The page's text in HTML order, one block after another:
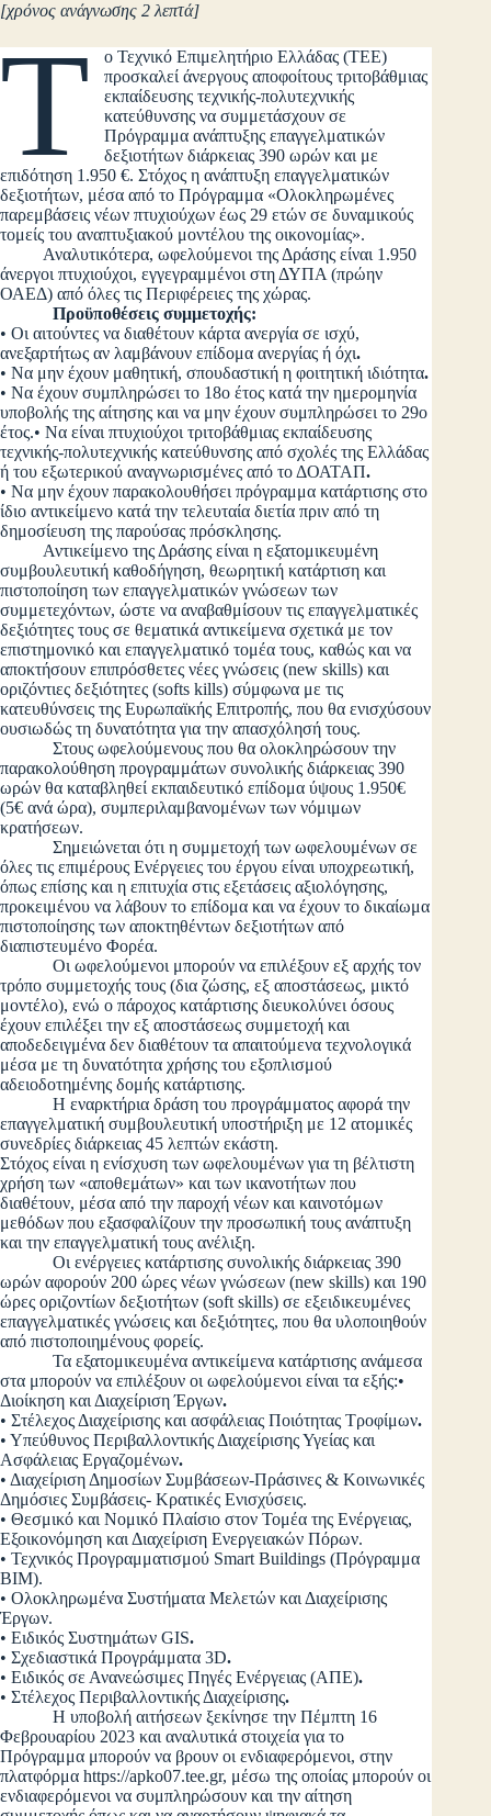
[χρόνος ανάγνωσης 2 λεπτά]
Τ
ο Τεχνικό Επιμελητήριο Ελλάδας (ΤΕΕ)
προσκαλεί άνεργους αποφοίτους τριτοβάθμιας
εκπαίδευσης τεχνικής-πολυτεχνικής
κατεύθυνσης να συμμετάσχουν σε
Πρόγραμμα ανάπτυξης επαγγελματικών
δεξιοτήτων διάρκειας 390 ωρών και με
επιδότηση 1.950 €. Στόχος η ανάπτυξη επαγγελματικών
δεξιοτήτων, μέσα από το Πρόγραμμα «Ολοκληρωμένες
παρεμβάσεις νέων πτυχιούχων έως 29 ετών σε δυναμικούς
τομείς του αναπτυξιακού μοντέλου της οικονομίας».
Αναλυτικότερα, ωφελούμενοι της Δράσης είναι 1.950
άνεργοι πτυχιούχοι, εγγεγραμμένοι στη ΔΥΠΑ (πρώην
ΟΑΕΔ) από όλες τις Περιφέρειες της χώρας.
Προϋποθέσεις συμμετοχής:
• Οι αιτούντες να διαθέτουν κάρτα ανεργία σε ισχύ,
ανεξαρτήτως αν λαμβάνουν επίδομα ανεργίας ή όχι.
• Να μην έχουν μαθητική, σπουδαστική η φοιτητική ιδιότητα.
• Να έχουν συμπληρώσει το 18ο έτος κατά την ημερομηνία
υποβολής της αίτησης και να μην έχουν συμπληρώσει το 29ο
έτος.• Να είναι πτυχιούχοι τριτοβάθμιας εκπαίδευσης
τεχνικής-πολυτεχνικής κατεύθυνσης από σχολές της Ελλάδας
ή του εξωτερικού αναγνωρισμένες από το ΔΟΑΤΑΠ.
• Να μην έχουν παρακολουθήσει πρόγραμμα κατάρτισης στο
ίδιο αντικείμενο κατά την τελευταία διετία πριν από τη
δημοσίευση της παρούσας πρόσκλησης.
Αντικείμενο της Δράσης είναι η εξατομικευμένη
συμβουλευτική καθοδήγηση, θεωρητική κατάρτιση και
πιστοποίηση των επαγγελματικών γνώσεων των
συμμετεχόντων, ώστε να αναβαθμίσουν τις επαγγελματικές
δεξιότητες τους σε θεματικά αντικείμενα σχετικά με τον
επιστημονικό και επαγγελματικό τομέα τους, καθώς και να
αποκτήσουν επιπρόσθετες νέες γνώσεις (new skills) και
οριζόντιες δεξιότητες (softs kills) σύμφωνα με τις
κατευθύνσεις της Ευρωπαϊκής Επιτροπής, που θα ενισχύσουν
ουσιωδώς τη δυνατότητα για την απασχόλησή τους.
Στους ωφελούμενους που θα ολοκληρώσουν την
παρακολούθηση προγραμμάτων συνολικής διάρκειας 390
ωρών θα καταβληθεί εκπαιδευτικό επίδομα ύψους 1.950€
(5€ ανά ώρα), συμπεριλαμβανομένων των νόμιμων
κρατήσεων.
Σημειώνεται ότι η συμμετοχή των ωφελουμένων σε
όλες τις επιμέρους Ενέργειες του έργου είναι υποχρεωτική,
όπως επίσης και η επιτυχία στις εξετάσεις αξιολόγησης,
προκειμένου να λάβουν το επίδομα και να έχουν το δικαίωμα
πιστοποίησης των αποκτηθέντων δεξιοτήτων από
διαπιστευμένο Φορέα.
Οι ωφελούμενοι μπορούν να επιλέξουν εξ αρχής τον
τρόπο συμμετοχής τους (δια ζώσης, εξ αποστάσεως, μικτό
μοντέλο), ενώ ο πάροχος κατάρτισης διευκολύνει όσους
έχουν επιλέξει την εξ αποστάσεως συμμετοχή και
αποδεδειγμένα δεν διαθέτουν τα απαιτούμενα τεχνολογικά
μέσα με τη δυνατότητα χρήσης του εξοπλισμού
αδειοδοτημένης δομής κατάρτισης.
Η εναρκτήρια δράση του προγράμματος αφορά την
επαγγελματική συμβουλευτική υποστήριξη με 12 ατομικές
συνεδρίες διάρκειας 45 λεπτών εκάστη.
Στόχος είναι η ενίσχυση των ωφελουμένων για τη βέλτιστη
χρήση των «αποθεμάτων» και των ικανοτήτων που
διαθέτουν, μέσα από την παροχή νέων και καινοτόμων
μεθόδων που εξασφαλίζουν την προσωπική τους ανάπτυξη
και την επαγγελματική τους ανέλιξη.
Οι ενέργειες κατάρτισης συνολικής διάρκειας 390
ωρών αφορούν 200 ώρες νέων γνώσεων (new skills) και 190
ώρες οριζοντίων δεξιοτήτων (soft skills) σε εξειδικευμένες
επαγγελματικές γνώσεις και δεξιότητες, που θα υλοποιηθούν
από πιστοποιημένους φορείς.
Τα εξατομικευμένα αντικείμενα κατάρτισης ανάμεσα
στα μπορούν να επιλέξουν οι ωφελούμενοι είναι τα εξής:•
Διοίκηση και Διαχείριση Έργων.
• Στέλεχος Διαχείρισης και ασφάλειας Ποιότητας Τροφίμων.
• Υπεύθυνος Περιβαλλοντικής Διαχείρισης Υγείας και
Ασφάλειας Εργαζομένων.
• Διαχείριση Δημοσίων Συμβάσεων-Πράσινες & Κοινωνικές
Δημόσιες Συμβάσεις- Κρατικές Ενισχύσεις.
• Θεσμικό και Νομικό Πλαίσιο στον Τομέα της Ενέργειας,
Εξοικονόμηση και Διαχείριση Ενεργειακών Πόρων.
• Τεχνικός Προγραμματισμού Smart Buildings (Πρόγραμμα
ΒΙΜ).
• Ολοκληρωμένα Συστήματα Μελετών και Διαχείρισης
Έργων.
• Ειδικός Συστημάτων GIS.
• Σχεδιαστικά Προγράμματα 3D.
• Ειδικός σε Ανανεώσιμες Πηγές Ενέργειας (ΑΠΕ).
• Στέλεχος Περιβαλλοντικής Διαχείρισης.
Η υποβολή αιτήσεων ξεκίνησε την Πέμπτη 16
Φεβρουαρίου 2023 και αναλυτικά στοιχεία για το
Πρόγραμμα μπορούν να βρουν οι ενδιαφερόμενοι, στην
πλατφόρμα https://apko07.tee.gr, μέσω της οποίας μπορούν οι
ενδιαφερόμενοι να συμπληρώσουν και την αίτηση